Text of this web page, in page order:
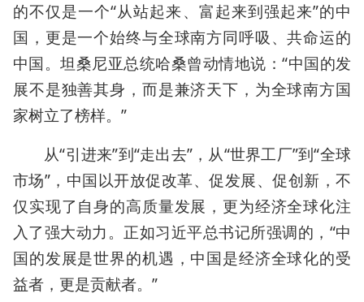
的不仅是一个“从站起来、富起来到强起来”的中
国，更是一个始终与全球南方同呼吸、共命运的
中国。坦桑尼亚总统哈桑曾动情地说：“中国的发
展不是独善其身，而是兼济天下，为全球南方国
家树立了榜样。”
从“引进来”到“走出去”，从“世界工厂”到“全球
市场”，中国以开放促改革、促发展、促创新，不
仅实现了自身的高质量发展，更为经济全球化注
入了强大动力。正如习近平总书记所强调的，“中
国的发展是世界的机遇，中国是经济全球化的受
益者，更是贡献者。”